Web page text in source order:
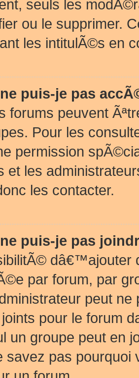
seuls les
ou le supprimer.
les intitulÃ©s en
puis-je pas
forums peuvent
Pour les
permission
et les
les contacter.
puis-je pas
dâ€™ajouter
par forum, par
peut
pour le forum
un groupe peut en
savez pas pourquoi